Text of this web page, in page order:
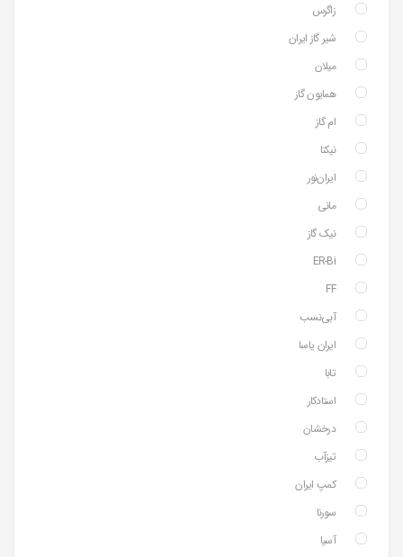
زاگرس
شیر گاز ایران
میلان
همایون گاز
ام گاز
نیکتا
ایران‌نور
مانی
نیک گاز
ER-Bi
FF
آبی‌نسب
ایران یاسا
تابا
استادکار
درخشان
تیزآب
کمپ ایران
سورنا
آسیا